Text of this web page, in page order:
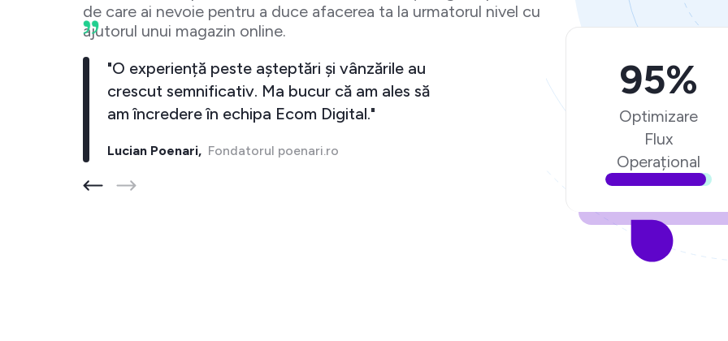
de care ai nevoie pentru a duce afacerea ta la urmatorul nivel cu
ajutorul unui magazin online.
"O experiență peste așteptări și vânzările au
crescut semnificativ. Ma bucur că am ales să
am încredere în echipa Ecom Digital."
Lucian Poenari, Fondatorul poenari.ro
95%
Optimizare
Flux
Operațional